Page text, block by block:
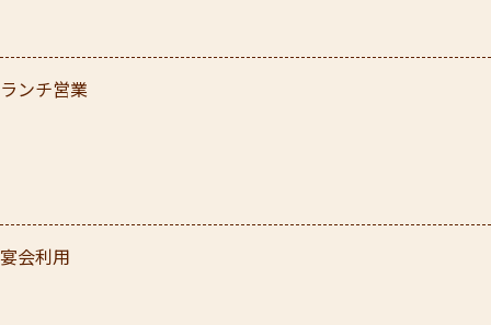
ランチ営業
宴会利用